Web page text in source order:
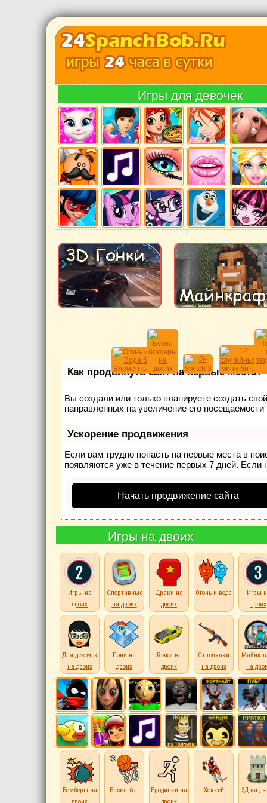
Игры для девочек
Как продвинуть сайт на первые места?
Вы создали или только планируете создать
направленных на увеличение его
Ускорение продвижения
Если вам трудно попасть на первые места в
появляются уже в течение первых 7 дней. Если
Начать продвижение сайта
Игры на двоих
Игры на
двоих
Спортивные
на двоих
Драки на
двоих
Огонь и вода
Игры
троих
Для девочек
на двоих
Пони на
двоих
Гонки на
двоих
Стрелялки
на двоих
на
Бомберы на
Баскетбол
Бродилки на
Хоккей 3Д на